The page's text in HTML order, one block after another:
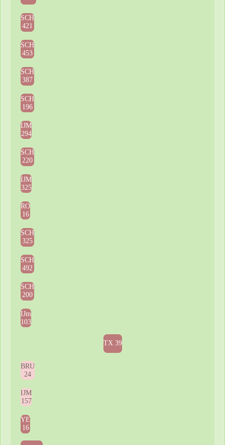
SCH
421
SCH
453
SCH
387
SCH
196
IJM
294
SCH
220
IJM
325
RO
16
SCH
325
SCH
492
SCH
200
IJm
103
TX 39
BRU
24
IJM
157
YE
16